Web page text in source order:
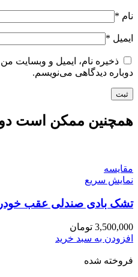
نام *
ایمیل *
ذخیره نام، ایمیل و وبسایت
دوباره دیدگاهی می‌نویسم.
همچنین ممکن است
مقايسه
نمایش سریع
تشک بادی صندلی عقب
3,500,000 تومان
افزودن به سبد خرید
فروخته شده